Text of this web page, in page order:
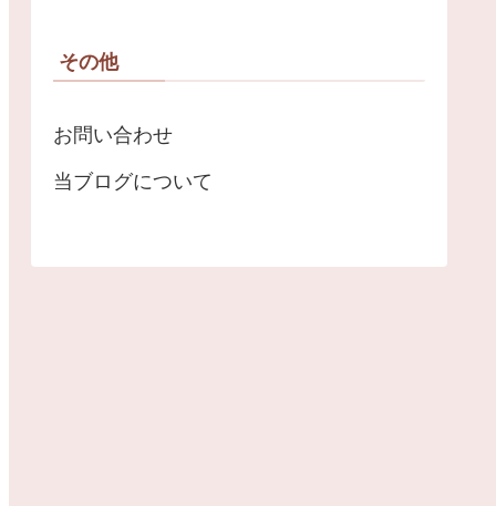
その他
お問い合わせ
当ブログについて